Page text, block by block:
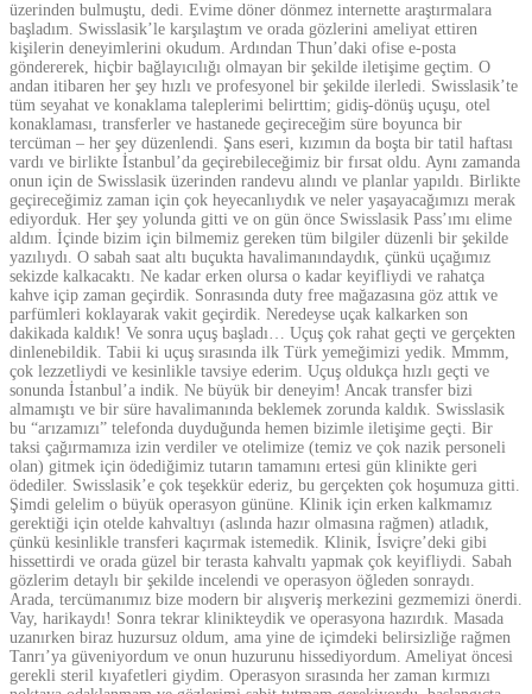
üzerinden bulmuştu, dedi. Evime döner dönmez internette araştırmalara
başladım. Swisslasik’le karşılaştım ve orada gözlerini ameliyat ettiren
kişilerin deneyimlerini okudum. Ardından Thun’daki ofise e-posta
göndererek, hiçbir bağlayıcılığı olmayan bir şekilde iletişime geçtim. O
andan itibaren her şey hızlı ve profesyonel bir şekilde ilerledi. Swisslasik’te
tüm seyahat ve konaklama taleplerimi belirttim; gidiş-dönüş uçuşu, otel
konaklaması, transferler ve hastanede geçireceğim süre boyunca bir
tercüman – her şey düzenlendi. Şans eseri, kızımın da boşta bir tatil haftası
vardı ve birlikte İstanbul’da geçirebileceğimiz bir fırsat oldu. Aynı zamanda
onun için de Swisslasik üzerinden randevu alındı ve planlar yapıldı. Birlikte
geçireceğimiz zaman için çok heyecanlıydık ve neler yaşayacağımızı merak
ediyorduk. Her şey yolunda gitti ve on gün önce Swisslasik Pass’ımı elime
aldım. İçinde bizim için bilmemiz gereken tüm bilgiler düzenli bir şekilde
yazılıydı. O sabah saat altı buçukta havalimanındaydık, çünkü uçağımız
sekizde kalkacaktı. Ne kadar erken olursa o kadar keyifliydi ve rahatça
kahve içip zaman geçirdik. Sonrasında duty free mağazasına göz attık ve
parfümleri koklayarak vakit geçirdik. Neredeyse uçak kalkarken son
dakikada kaldık! Ve sonra uçuş başladı… Uçuş çok rahat geçti ve gerçekten
dinlenebildik. Tabii ki uçuş sırasında ilk Türk yemeğimizi yedik. Mmmm,
çok lezzetliydi ve kesinlikle tavsiye ederim. Uçuş oldukça hızlı geçti ve
sonunda İstanbul’a indik. Ne büyük bir deneyim! Ancak transfer bizi
almamıştı ve bir süre havalimanında beklemek zorunda kaldık. Swisslasik
bu “arızamızı” telefonda duyduğunda hemen bizimle iletişime geçti. Bir
taksi çağırmamıza izin verdiler ve otelimize (temiz ve çok nazik personeli
olan) gitmek için ödediğimiz tutarın tamamını ertesi gün klinikte geri
ödediler. Swisslasik’e çok teşekkür ederiz, bu gerçekten çok hoşumuza gitti.
Şimdi gelelim o büyük operasyon gününe. Klinik için erken kalkmamız
gerektiği için otelde kahvaltıyı (aslında hazır olmasına rağmen) atladık,
çünkü kesinlikle transferi kaçırmak istemedik. Klinik, İsviçre’deki gibi
hissettirdi ve orada güzel bir terasta kahvaltı yapmak çok keyifliydi. Sabah
gözlerim detaylı bir şekilde incelendi ve operasyon öğleden sonraydı.
Arada, tercümanımız bize modern bir alışveriş merkezini gezmemizi önerdi.
Vay, harikaydı! Sonra tekrar klinikteydik ve operasyona hazırdık. Masada
uzanırken biraz huzursuz oldum, ama yine de içimdeki belirsizliğe rağmen
Tanrı’ya güveniyordum ve onun huzurunu hissediyordum. Ameliyat öncesi
gerekli steril kıyafetleri giydim. Operasyon sırasında her zaman kırmızı